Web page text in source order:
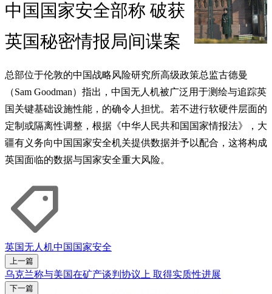
中国国家安全部称 破获
英国秘密情报局间谍案
总部位于伦敦的中国战略风险研究所高级政策总监古德曼
（Sam Goodman）指出，中国无人机被广泛用于测绘与追踪英
国关键基础设施性能，的确令人担忧。若不进行软硬件层面的
定制或隔离性调整，根据《中华人民共和国国家情报法》，大
疆有义务向中国国家安全机关提供数据并予以配合，这将构成
英国面临的数据与国家安全重大风险。
英国无人机中国 国家安全
上一篇
乌克兰称与美国在矿产谈判协议上 取得实质性进展
下一篇